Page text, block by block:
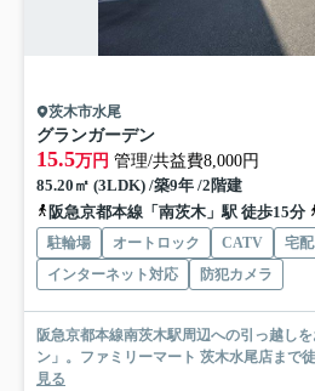
茨木市水尾
グランガーデン
15.5万円 管理/共益費8,000円
85.20㎡ (3LDK) /築9年 /2階建
阪急京都本線「南茨木」駅 徒歩15分
駐輪場 オートロック CATV
宅
インターネット対応
防犯カメラ
阪急京都本線南茨木駅周辺への引っ越し
ン」。ファミリーマート 茨木水尾店まで
見る